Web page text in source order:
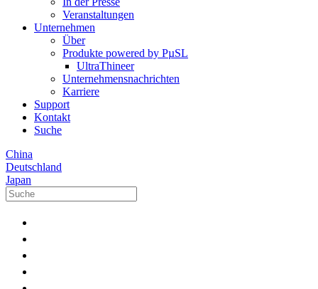
Veranstaltungen
Unternehmen
Über
Produkte powered by PµSL
UltraThineer
Unternehmensnachrichten
Karriere
Support
Kontakt
Suche
China
Deutschland
Japan